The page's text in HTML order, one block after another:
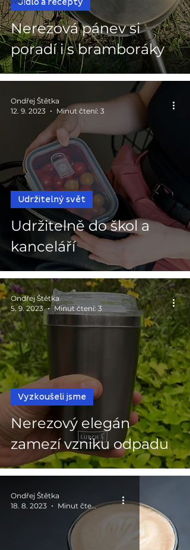
Nerezová pánev si
poradí i s bramboráky
Jídlo a recepty
Udržitelně do škol a
kanceláří
Udržitelný svět
Ondřej Štětka
12. 9. 2023
Minut čtení: 3
Nerezový elegán
zamezí vzniku odpadu
Vyzkoušeli jsme
Ondřej Štětka
5. 9. 2023
Minut čtení: 3
Ondřej Štětka
18. 8. 2023
Minut čtení: 2